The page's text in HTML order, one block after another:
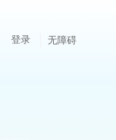
登录 无障碍